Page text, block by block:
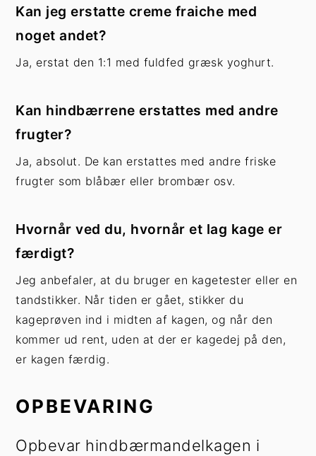
Kan jeg erstatte creme fraiche med
noget andet?
Ja, erstat den 1:1 med fuldfed græsk yoghurt.
Kan hindbærrene erstattes med andre
frugter?
Ja, absolut. De kan erstattes med andre friske
frugter som blåbær eller brombær osv.
Hvornår ved du, hvornår et lag kage er
færdigt?
Jeg anbefaler, at du bruger en kagetester eller en
tandstikker. Når tiden er gået, stikker du
kageprøven ind i midten af kagen, og når den
kommer ud rent, uden at der er kagedej på den,
er kagen færdig.
OPBEVARING
Opbevar hindbærmandelkagen i